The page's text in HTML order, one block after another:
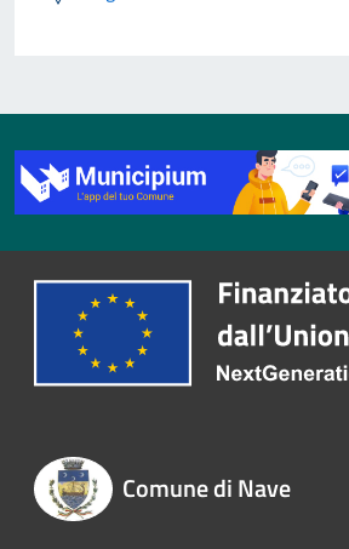
Comune di Nave